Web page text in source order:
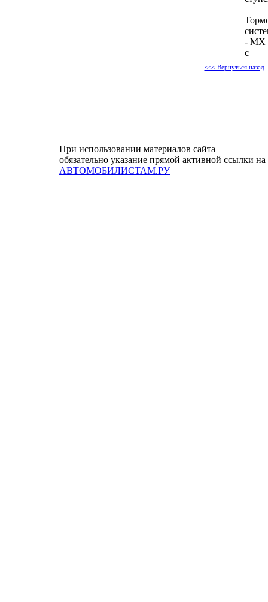
- MX
с
<<< Вернуться назад
При использовании материалов сайта
обязательно указание прямой активной ссылки на
АВТОМОБИЛИСТАМ.РУ